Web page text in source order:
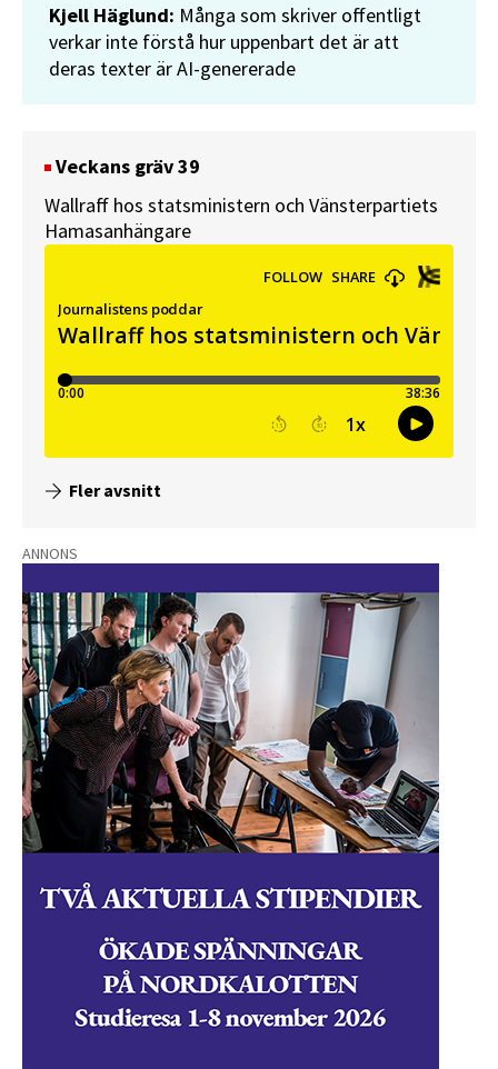
Kjell Häglund: Många som skriver offentligt
verkar inte förstå hur uppenbart det är att
deras texter är AI-genererade
Veckans gräv 39
Wallraff hos statsministern och Vänsterpartiets
Hamasanhängare
Fler avsnitt
ANNONS